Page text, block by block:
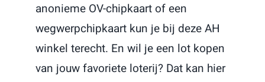
anonieme OV-chipkaart of een
wegwerpchipkaart kun je bij deze AH
winkel terecht. En wil je een lot kopen
van jouw favoriete loterij? Dat kan hier